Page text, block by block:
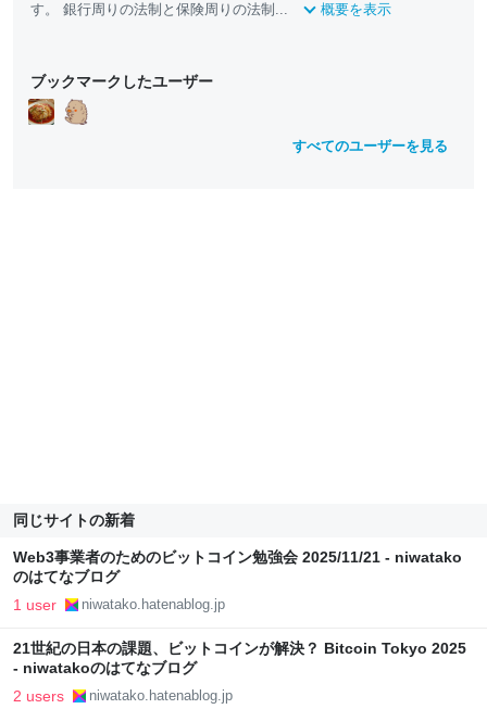
す。 銀行周りの法制と保険周りの法制...
概要を表示
ブックマークしたユーザー
すべてのユーザーを見る
同じサイトの新着
Web3事業者のためのビットコイン勉強会 2025/11/21 - niwatako
のはてなブログ
1 user niwatako.hatenablog.jp
21世紀の日本の課題、ビットコインが解決？ Bitcoin Tokyo 2025
- niwatakoのはてなブログ
2 users niwatako.hatenablog.jp